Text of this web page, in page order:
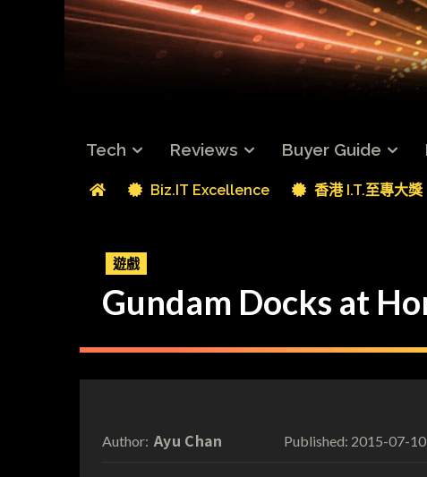
Tech Reviews Buyer Guide
Biz.IT Excellence 香港 I.T.至專大獎
遊戲
Gundam Docks at
Author: Ayu Chan Published: 2015-07-10